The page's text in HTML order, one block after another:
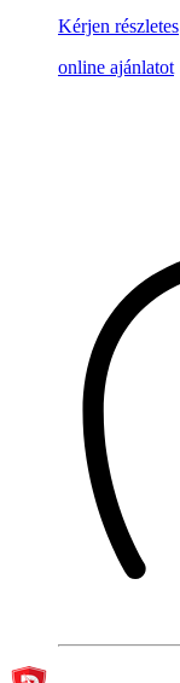
Kérjen részletes
online ajánlatot